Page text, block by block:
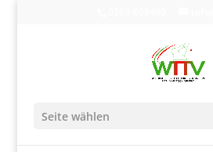
Seite wählen